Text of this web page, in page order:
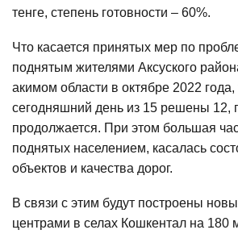
тенге, степень готовности – 60%.
Что касается принятых мер по
поднятым жителями Аксуского
акимом области в октябре 2022 года,
сегодняшний день из 15 решены 12,
продолжается. При этом большая
поднятых населением, касалась
объектов и качества дорог.
В связи с этим будут построены
центрами в селах Кошкентал на 180